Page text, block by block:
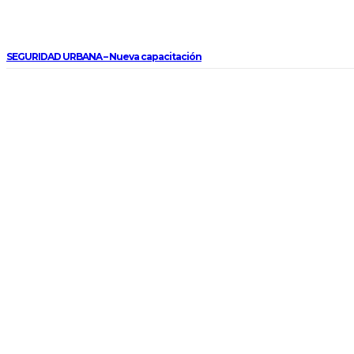
SEGURIDAD URBANA – Nueva capacitación